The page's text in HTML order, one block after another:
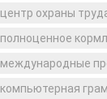
центр охраны
полноценное
международные
компьютерная